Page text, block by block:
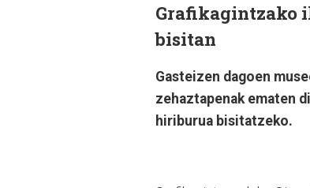
Grafikagintzako
bisitan
Gasteizen dagoen
zehaztapenak ematen
hiriburua bisitatzeko.